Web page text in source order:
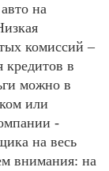
на
комиссий –
кредитов в
можно в
или
-
на весь
внимания: на